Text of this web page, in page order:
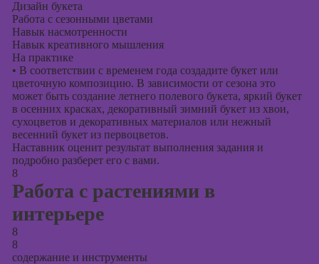
Дизайн букета
Работа с сезонными цветами
Навык насмотренности
Навык креативного мышления
На практике
• В соответствии с временем года создадите букет или
цветочную композицию. В зависимости от сезона это
может быть создание летнего полевого букета, яркий букет
в осенних красках, декоративный зимний букет из хвои,
сухоцветов и декоративных материалов или нежный
весенний букет из первоцветов.
Наставник оценит результат выполнения задания и
подробно разберет его с вами.
8
Работа с растениями в
интерьере
8
8
содержание и инструменты